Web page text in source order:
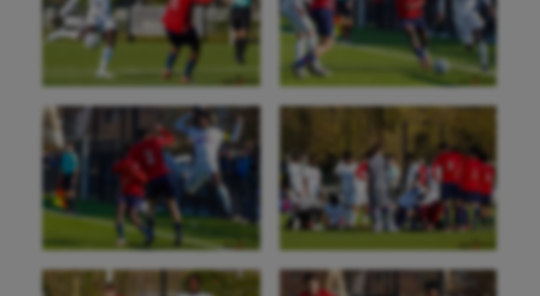
Kayak-polo
Korfbal
Longue paume
Moto
Natation
Natation artistique